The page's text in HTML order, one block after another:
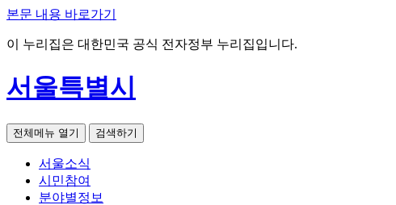
본문 내용 바로가기
이 누리집은 대한민국 공식 전자정부 누리집입니다.
서울특별시
전체메뉴 열기 검색하기
서울소식
시민참여
분야별정보